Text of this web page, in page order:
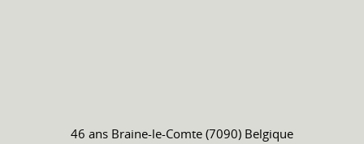
46 ans Braine-le-Comte (7090) Belgique